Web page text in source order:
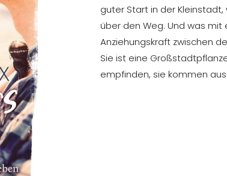
guter Start in der
über den Weg. Und was
Anziehungskraft zwischen
Sie ist eine
empfinden, sie kommen